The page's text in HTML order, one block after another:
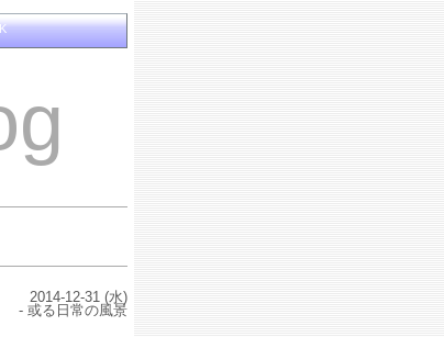
2014-12-31 (水)
- 或る日常の風景